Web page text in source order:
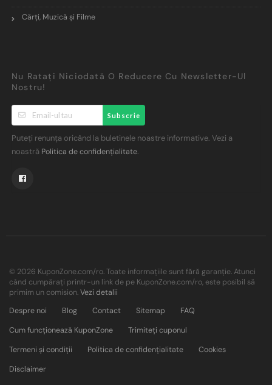
Cărți, Muzică și Filme
Nu Ratați Niciodată O Reducere Cu Newsletter-Ul
Nostru!
Subscrie
Puteți renunța oricând la buletinele noastre informative. Vezi a
noastră Politica de confidențialitate.
© 2026 KuponZone.com/ro. Toate informațiile sunt fără garanție. Atunci
când cumpărați printr-un link de pe KuponZone.com/ro, este posibil să
primim un comision.Vezi detalii
Despre noi
Blog Contact Sitemap
FAQ
Cum funcționează KuponZone
Trimiteți cuponul
Termeni și condiții
Politica de confidențialitate
Cookies
Disclaimer